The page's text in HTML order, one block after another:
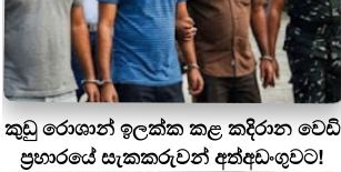
කුඩු රොශාන් ඉලක්ක කළ කදිරාන වෙඩි
ප්‍රහාරයේ සැකකරුවන් අත්අඩංගුවට!